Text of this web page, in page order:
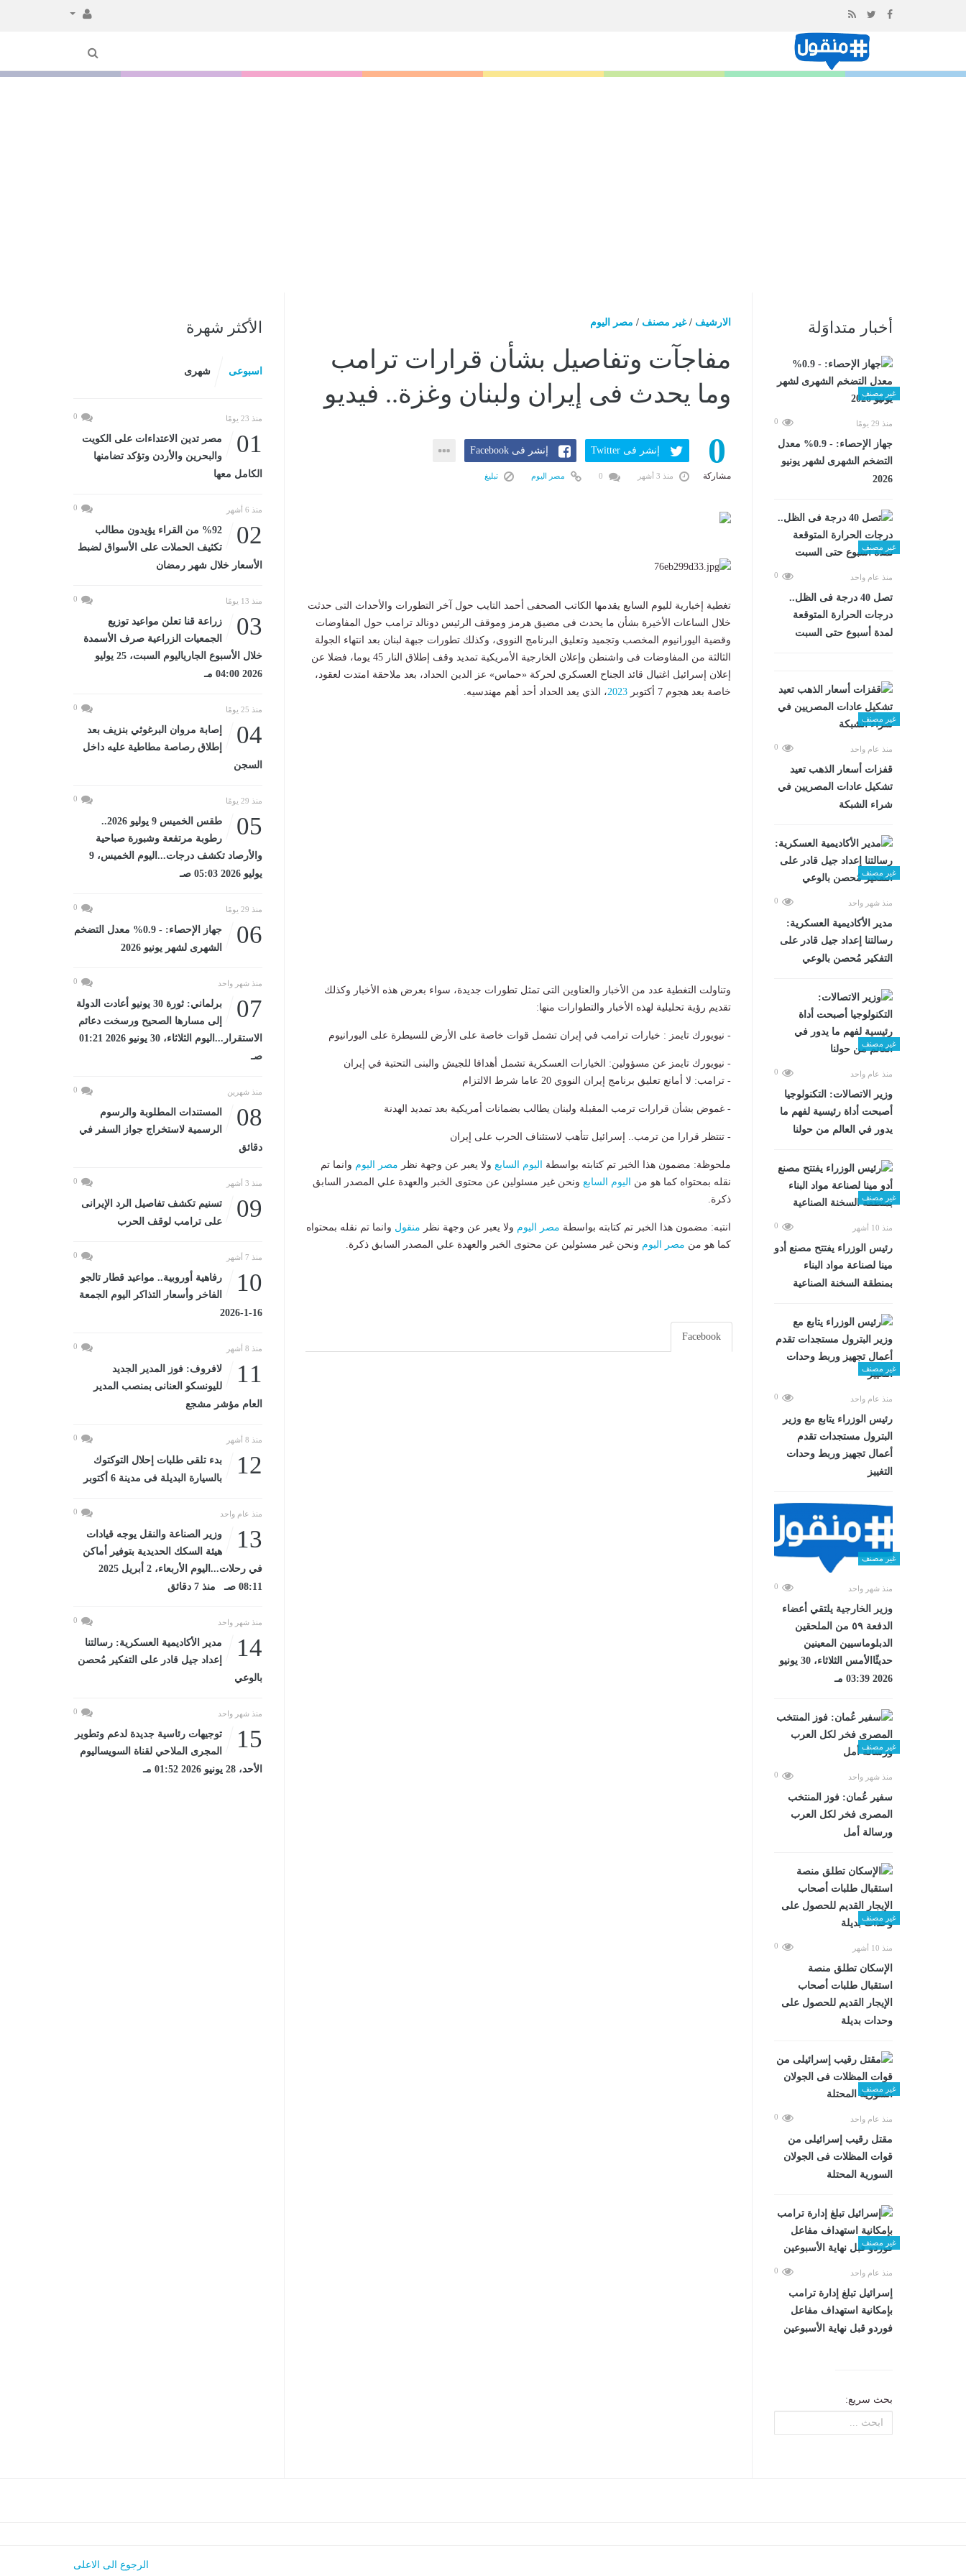
المحتوى
أخبار متداوَلة
غير مصنف
منذ 29 يومًا 0
جهاز الإحصاء: - 0.9% معدل
التضخم الشهرى لشهر يونيو
2026
غير مصنف
منذ عام واحد 0
تصل 40 درجة فى الظل..
درجات الحرارة المتوقعة
لمدة أسبوع حتى السبت
غير مصنف
منذ عام واحد 0
قفزات أسعار الذهب تعيد
تشكيل عادات المصريين في
شراء الشبكة
غير مصنف
منذ شهر واحد 0
مدير الأكاديمية العسكرية:
رسالتنا إعداد جيل قادر على
التفكير مُحصن بالوعي
غير مصنف
منذ عام واحد 0
وزير الاتصالات: التكنولوجيا
أصبحت أداة رئيسية لفهم ما
يدور في العالم من حولنا
غير مصنف
منذ 10 أشهر 0
رئيس الوزراء يفتتح مصنع أدو
مينا لصناعة مواد البناء
بمنطقة السخنة الصناعية
غير مصنف
منذ عام واحد 0
رئيس الوزراء يتابع مع وزير
البترول مستجدات تقدم
أعمال تجهيز وربط وحدات
التغييز
غير مصنف
منذ شهر واحد 0
وزير الخارجية يلتقي أعضاء
الدفعة ٥٩ من الملحقين
الدبلوماسيين المعينين
حديثًاالأمس الثلاثاء، 30 يونيو
2026 03:39 مـ
غير مصنف
منذ شهر واحد 0
سفير عُمان: فوز المنتخب
المصرى فخر لكل العرب
ورسالة أمل
غير مصنف
منذ 10 أشهر 0
الإسكان تطلق منصة
استقبال طلبات أصحاب
الإيجار القديم للحصول على
وحدات بديلة
غير مصنف
منذ عام واحد 0
مقتل رقيب إسرائيلى من
قوات المظلات فى الجولان
السورية المحتلة
غير مصنف
منذ عام واحد 0
إسرائيل تبلغ إدارة ترامب
بإمكانية استهداف مفاعل
فوردو قبل نهاية الأسبوعين
بحث سريع:
الارشيف /غير مصنف / مصر اليوم
مفاجآت وتفاصيل بشأن قرارات ترامب
وما يحدث فى إيران ولبنان وغزة.. فيديو
0
مشاركة
إنشر فى Twitter إنشر فى Facebook
منذ 3 أشهر مصر اليوم تبليغ
تغطية إخبارية لليوم السابع يقدمها الكاتب الصحفى أحمد التايب حول آخر التطورات والأحداث التى حدثت
خلال الساعات الأخيرة بشأن ما يحدث فى مضيق هرمز وموقف الرئيس دونالد ترامب حول المفاوضات
وقضية اليورانيوم المخصب وتجميد وتعليق البرنامج النووى، وكذلك تطورات جبهة لبنان بعد انتهاء الجولة
الثالثة من المفاوضات فى واشنطن وإعلان الخارجية الأمريكية تمديد وقف إطلاق النار 45 يوما، فضلا عن
إعلان إسرائيل اغتيال قائد الجناح العسكري لحركة «حماس» عز الدين الحداد، بعد ملاحقة امتدت لعقود،
خاصة بعد هجوم 7 أكتوبر
2023، الذي يعد الحداد أحد أهم مهندسيه.
وتناولت التغطية عدد من الأخبار والعناوين التى تمثل تطورات جديدة، سواء بعرض هذه الأخبار وكذلك
تقديم رؤية تحليلية لهذه الأخبار والتطوارات منها:
- نيويورك تايمز : خيارات ترامب في إيران تشمل قوات خاصة على الأرض للسيطرة على اليورانيوم
- نيويورك تايمز عن مسؤولين: الخيارات العسكرية تشمل أهدافا للجيش والبنى التحتية في إيران
- ترامب: لا أمانع تعليق برنامج إيران النووي 20 عاما شرط الالتزام
- غموض بشأن قرارات ترمب المقبلة ولبنان يطالب بضمانات أمريكية بعد تمديد الهدنة
- تنتظر قرارا من ترمب.. إسرائيل تتأهب لاستئناف الحرب على إيران
ملحوظة: مضمون هذا الخبر تم كتابته بواسطة اليوم السابع ولا يعبر عن وجهة نظر مصر اليوم وانما تم
نقله بمحتواه كما هو من
اليوم السابع ونحن غير مسئولين عن محتوى الخبر والعهدة علي المصدر السابق
ذكرة.
انتبه: مضمون هذا الخبر تم كتابته بواسطة مصر اليوم ولا يعبر عن وجهة نظر منقول وانما تم نقله بمحتواه
كما هو من مصر اليوم ونحن غير مسئولين عن محتوى الخبر والعهدة علي المصدر السابق ذكرة.
Facebook
الأكثر شهرة
اسبوعى شهرى
منذ 23 يومًا 0
01
مصر تدين الاعتداءات على الكويت
والبحرين والأردن وتؤكد تضامنها
الكامل معها
منذ 6 أشهر 0
02
%92 من القراء يؤيدون مطالب
تكثيف الحملات على الأسواق لضبط
الأسعار خلال شهر رمضان
منذ 13 يومًا 0
03
زراعة قنا تعلن مواعيد توزيع
الجمعيات الزراعية صرف الأسمدة
خلال الأسبوع الجارياليوم السبت، 25 يوليو
2026 04:00 مـ
منذ 25 يومًا 0
04
إصابة مروان البرغوثي بنزيف بعد
إطلاق رصاصة مطاطية عليه داخل
السجن
منذ 29 يومًا 0
05
طقس الخميس 9 يوليو 2026..
رطوبة مرتفعة وشبورة صباحية
والأرصاد تكشف درجات...اليوم الخميس، 9
يوليو 2026 05:03 صـ
منذ 29 يومًا 0
06
جهاز الإحصاء: - 0.9% معدل التضخم
الشهرى لشهر يونيو 2026
منذ شهر واحد 0
07
برلماني: ثورة 30 يونيو أعادت الدولة
إلى مسارها الصحيح ورسخت دعائم
الاستقرار...اليوم الثلاثاء، 30 يونيو 2026 01:21
صـ
منذ شهرين 0
08
المستندات المطلوبة والرسوم
الرسمية لاستخراج جواز السفر في
دقائق
منذ 3 أشهر 0
09
تسنيم تكشف تفاصيل الرد الإيرانى
على ترامب لوقف الحرب
منذ 7 أشهر 0
10
رفاهية أوروبية.. مواعيد قطار تالجو
الفاخر وأسعار التذاكر اليوم الجمعة
16-1-2026
منذ 8 أشهر 0
11
لافروف: فوز المدير الجديد
لليونسكو العنانى بمنصب المدير
العام مؤشر مشجع
منذ 8 أشهر 0
12
بدء تلقى طلبات إحلال التوكتوك
بالسيارة البديلة فى مدينة 6 أكتوبر
منذ عام واحد 0
13
وزير الصناعة والنقل يوجه قيادات
هيئة السكك الحديدية بتوفير أماكن
في رحلات...اليوم الأربعاء، 2 أبريل 2025
08:11 صـ منذ 7 دقائق
منذ شهر واحد 0
14
مدير الأكاديمية العسكرية: رسالتنا
إعداد جيل قادر على التفكير مُحصن
بالوعي
منذ شهر واحد 0
15
توجيهات رئاسية جديدة لدعم وتطوير
المجرى الملاحي لقناة السويساليوم
الأحد، 28 يونيو 2026 01:52 مـ
الرجوع الى الاعلى